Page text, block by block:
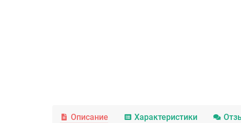
Описание Характеристики